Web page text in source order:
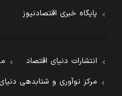
پایگاه خبری اقتصادنیوز
انتشارات دنیای اقتصاد
مرکز نوآوری و شتابدهی